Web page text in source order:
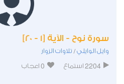
سورة نوح - الآية [1 - 20]
وايل الوايلي/ تلاوات الزوار
2204 استماع 0 اعجاب